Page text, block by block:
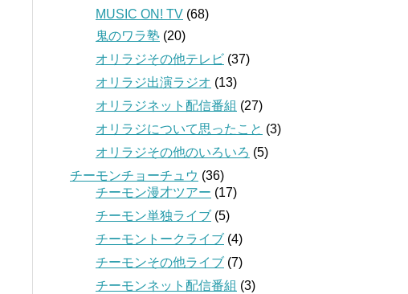
MUSIC ON! TV (68)
鬼のワラ塾 (20)
オリラジその他テレビ (37)
オリラジ出演ラジオ (13)
オリラジネット配信番組 (27)
オリラジについて思ったこと (3)
オリラジその他のいろいろ (5)
チーモンチョーチュウ (36)
チーモン漫才ツアー (17)
チーモン単独ライブ (5)
チーモントークライブ (4)
チーモンその他ライブ (7)
チーモンネット配信番組 (3)